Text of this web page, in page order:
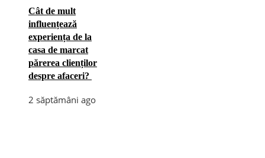
Cât de mult
influențează
experiența de la
casa de marcat
părerea clienților
despre afaceri?
2 săptămâni ago